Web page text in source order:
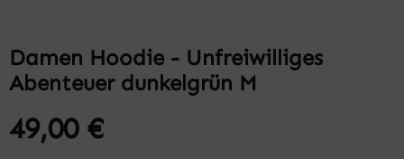
Damen Hoodie - Unfreiwilliges
Abenteuer dunkelgrün M
49,00 €